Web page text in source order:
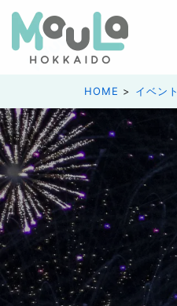
HOME イベント